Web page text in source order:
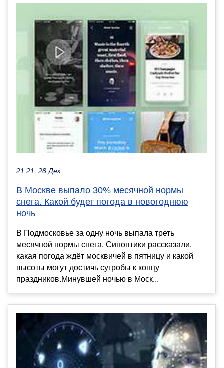
21:21, 28 Дек
В Москве выпало 30% месячной нормы
снега. Какой будет погода в новогоднюю
ночь
В Подмосковье за одну ночь выпала треть
месячной нормы снега. Синоптики рассказали,
какая погода ждёт москвичей в пятницу и какой
высоты могут достичь сугробы к концу
праздников.Минувшей ночью в Моск...